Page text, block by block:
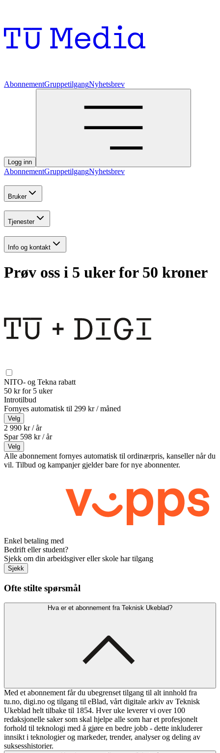
AbonnementGruppetilgangNyhetsbrev
Logg inn
AbonnementGruppetilgangNyhetsbrev
Bruker
Tjenester
Info og kontakt
Prøv oss i 5 uker for 50 kroner
NITO- og Tekna rabatt
50 kr for 5 uker
Introtilbud
Fornyes automatisk til 299 kr / måned
Velg
2 990 kr / år
Spar 598 kr /år
Velg
Alle abonnement fornyes automatisk til ordinærpris, kanseller når du
vil. Tilbud og kampanjer gjelder bare for nye abonnenter.
Enkel betaling med
Bedrift eller student?
Sjekk om din arbeidsgiver eller skole har tilgang
Sjekk
Ofte stilte spørsmål
Hva er et abonnement fra Teknisk Ukeblad?
Med et abonnement får du ubegrenset tilgang til alt innhold fra
tu.no, digi.no og tilgang til eBlad, vårt digitale arkiv av Teknisk
Ukeblad helt tilbake til 1854. Hver uke leverer vi over 100
redaksjonelle saker som skal hjelpe alle som har et profesjonelt
forhold til teknologi med å gjøre en bedre jobb - dette inkluderer
innsikt i teknologier og markeder, trender, analyser og deling av
suksesshistorier.